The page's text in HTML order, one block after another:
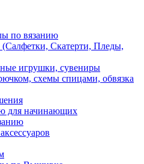
по вязанию
(Салфетки, Скатерти, Пледы,
игрушки, сувениры
схемы спицами, обвязка
для начинающих